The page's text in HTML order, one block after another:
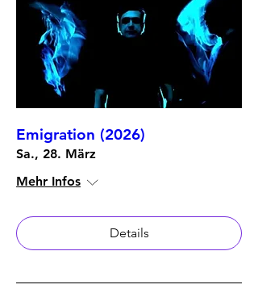
Emigration (2026)
Sa., 28. März
Mehr Infos
Details